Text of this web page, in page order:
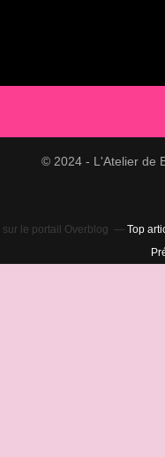
© 2024 - L'Atelier de
sur le portail Overblog
Top